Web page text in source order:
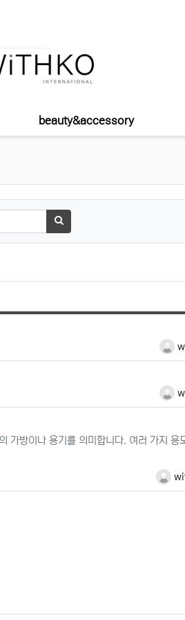
beauty&accessory
검색하기
등록자
등록자
가방이나 용기를 의미합니다. 여러 가지 용
등록자